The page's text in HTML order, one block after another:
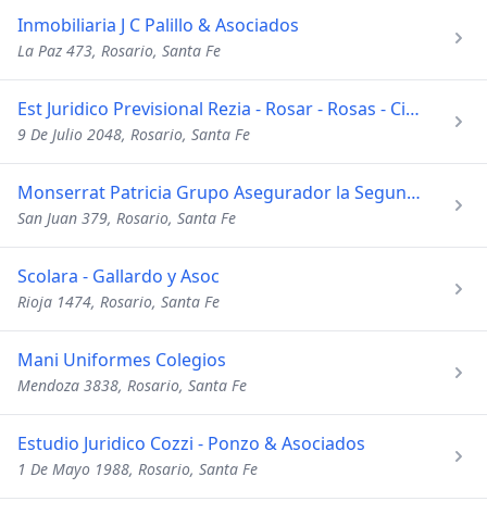
Inmobiliaria J C Palillo & Asociados
La Paz 473, Rosario, Santa Fe
Est Juridico Previsional Rezia - Rosar - Rosas - Cima
9 De Julio 2048, Rosario, Santa Fe
Monserrat Patricia Grupo Asegurador la Segunda
San Juan 379, Rosario, Santa Fe
Scolara - Gallardo y Asoc
Rioja 1474, Rosario, Santa Fe
Mani Uniformes Colegios
Mendoza 3838, Rosario, Santa Fe
Estudio Juridico Cozzi - Ponzo & Asociados
1 De Mayo 1988, Rosario, Santa Fe